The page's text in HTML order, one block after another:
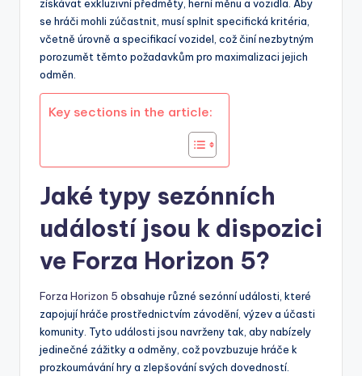
získávat exkluzivní předměty, herní měnu a vozidla. Aby
se hráči mohli zúčastnit, musí splnit specifická kritéria,
včetně úrovně a specifikací vozidel, což činí nezbytným
porozumět těmto požadavkům pro maximalizaci jejich
odměn.
Key sections in the article:
Jaké typy sezónních
událostí jsou k dispozici
ve Forza Horizon 5?
Forza Horizon 5 obsahuje různé sezónní události, které
zapojují hráče prostřednictvím závodění, výzev a účasti
komunity. Tyto události jsou navrženy tak, aby nabízely
jedinečné zážitky a odměny, což povzbuzuje hráče k
prozkoumávání hry a zlepšování svých dovedností.